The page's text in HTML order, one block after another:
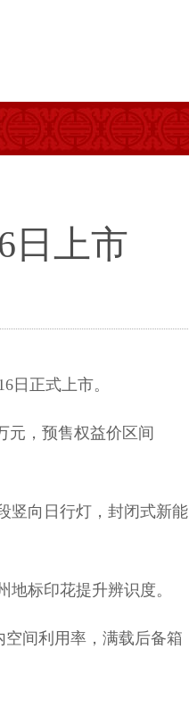
日上市
正式上市。
，预售权益价区间
向日行灯，封闭式新能
标印花提升辨识度。
间利用率，满载后备箱